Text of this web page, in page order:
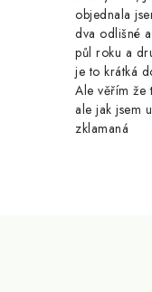
v
k
y
v
ý
objednala
dva odlišné
půl roku a
je to krátká
Ale věřím že
ale jak jsem
zklamaná